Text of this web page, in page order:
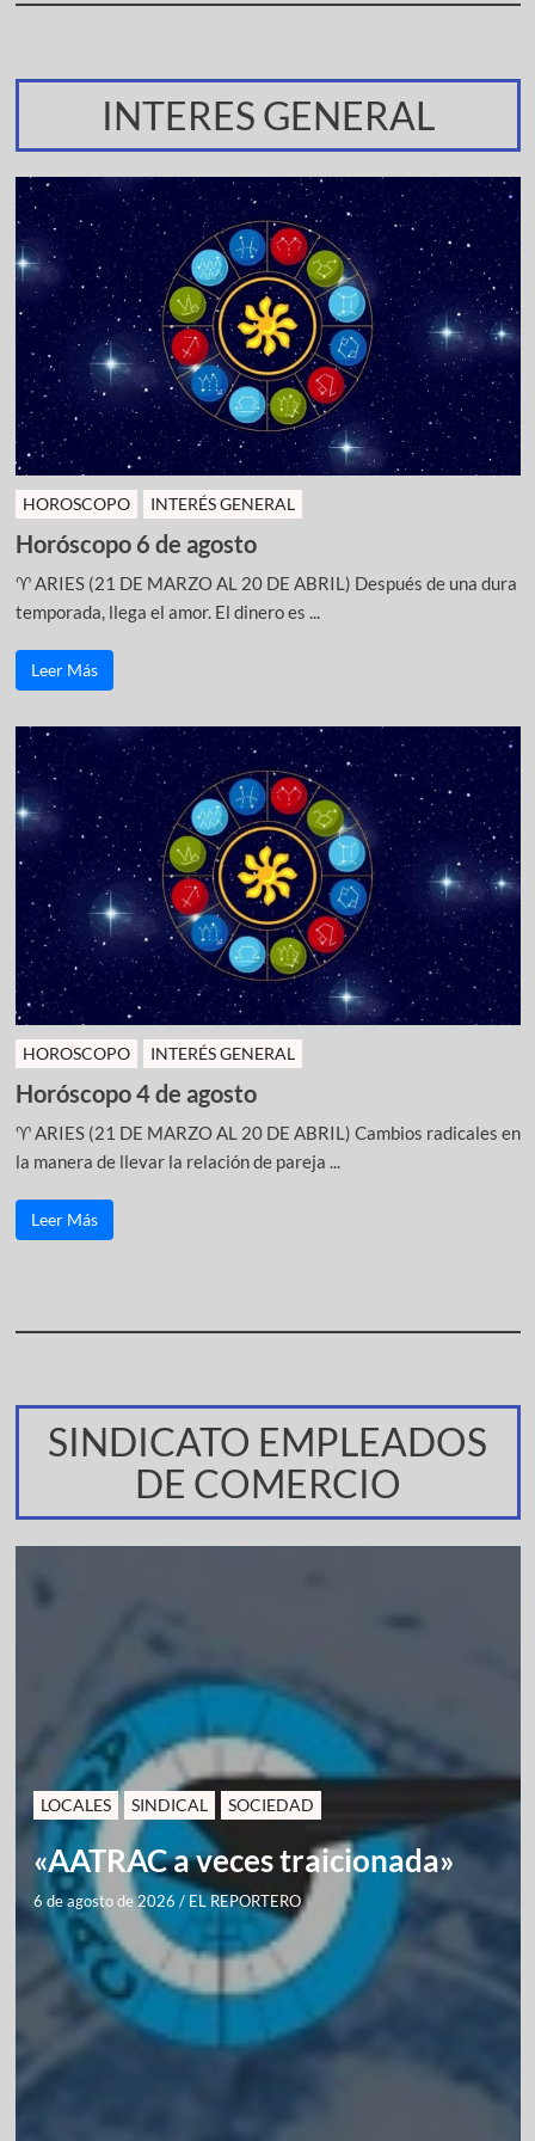
INTERES GENERAL
HOROSCOPO INTERÉS GENERAL
Horóscopo 6 de agosto
♈ ARIES (21 DE MARZO AL 20 DE ABRIL) Después de una dura
temporada, llega el amor. El dinero es ...
Leer Más
HOROSCOPO INTERÉS GENERAL
Horóscopo 4 de agosto
♈ ARIES (21 DE MARZO AL 20 DE ABRIL) Cambios radicales en
la manera de llevar la relación de pareja ...
Leer Más
SINDICATO EMPLEADOS
DE COMERCIO
LOCALES SINDICAL SOCIEDAD
«AATRAC a veces traicionada»
6 de agosto de 2026 / EL REPORTERO